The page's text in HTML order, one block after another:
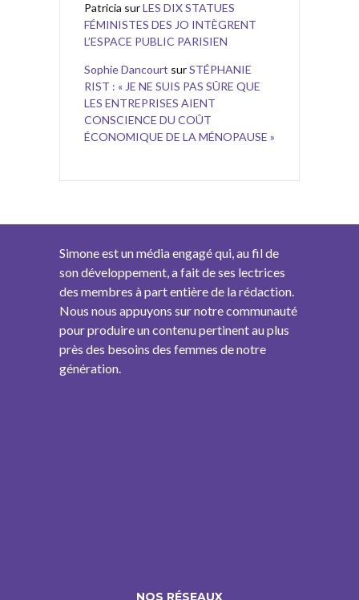
Patricia surLES DIX STATUES
FÉMINISTES DES JO INTÈGRENT
L’ESPACE PUBLIC PARISIEN
Sophie Dancourt surSTÉPHANIE
RIST : « JE NE SUIS PAS SÛRE QUE
LES ENTREPRISES AIENT
CONSCIENCE DU COÛT
ÉCONOMIQUE DE LA MÉNOPAUSE »
Simone est un média engagé qui, au fil de
son développement, a fait de ses lectrices
des membres à part entière de la rédaction.
Nous nous appuyons sur notre communauté
pour produire un contenu pertinent au plus
près des besoins des femmes de notre
génération.
NOS RÉSEAUX